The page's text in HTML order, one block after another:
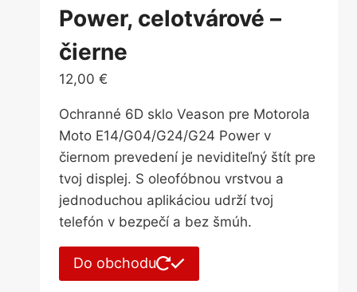
Power, celotvárové –
čierne
12,00 €
Ochranné 6D sklo Veason pre Motorola
Moto E14/G04/G24/G24 Power v
čiernom prevedení je neviditeľný štít pre
tvoj displej. S oleofóbnou vrstvou a
jednoduchou aplikáciou udrží tvoj
telefón v bezpečí a bez šmúh.
Do obchodu